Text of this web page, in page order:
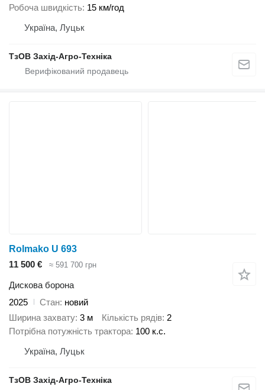
Робоча швидкість 15 км/год
Україна, Луцьк
ТзОВ Захід-Агро-Техніка
Rolmako U 693
11 500 €
≈ 591 700 грн
Дискова борона
2025
Стан новий
Ширина захвату 3 м Кількість рядів 2
Потрібна потужність трактора 100 к.с.
Україна, Луцьк
ТзОВ Захід-Агро-Техніка